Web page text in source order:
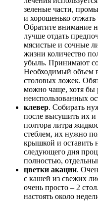
зеленые части,
и хорошенько отжать
Обратите внимание
лучше отдать
мясистые и сочные
жизни количество
убыль. Принимают
Необходимый объем
столовых ложек.
можно чаще, хотя бы
неиспользованных
клевер. Собирать
после высушить их
полтора литра
стеблем, их нужно
крышкой и оставить
следующего дня
полностью,
цветки акации.
с кашей из свежих
очень просто – 2
настоять около